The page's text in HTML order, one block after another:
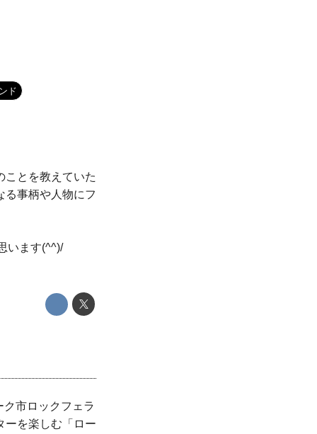
ド
ことを教えていた
る事柄や人物にフ
います(^^)/
市ロックフェラ
ーを楽しむ「ロー